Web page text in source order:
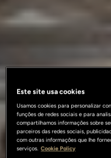
Este site usa cookies
Usamos cookies para personalizar
funções de redes sociais e para
compartilhamos informações sobre
parceiros das redes sociais,
com outras informações que lhe
serviços. Cookie Policy